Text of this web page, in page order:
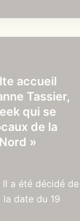
accueil
Tassier,
qui se
de la
»
a été décidé de
date du 19